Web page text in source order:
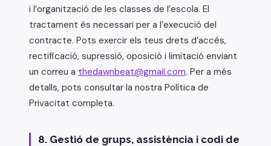
i l’organització de les classes de l’escola. El
tractament és necessari per a l’execució del
contracte. Pots exercir els teus drets d’accés,
rectificació, supressió, oposició i limitació enviant
un correu a thedawnbeat@gmail.com. Per a més
detalls, pots consultar la nostra Política de
Privacitat completa.
8. Gestió de grups, assistència i codi de